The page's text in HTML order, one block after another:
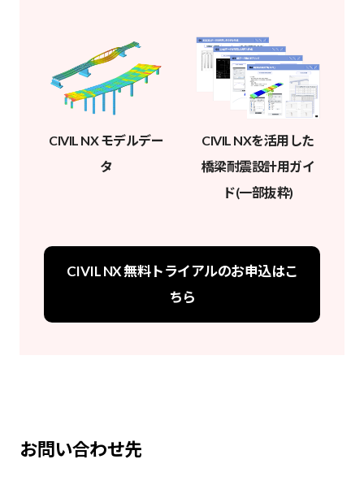
CIVIL NX モデルデー
タ
CIVIL NXを活用した
橋梁耐震設計用ガイ
ド(一部抜粋)
CIVIL NX 無料トライアルのお申込はこ
ちら
お問い合わせ先